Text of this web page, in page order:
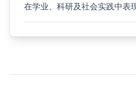
在学业、科研及社会实践中表